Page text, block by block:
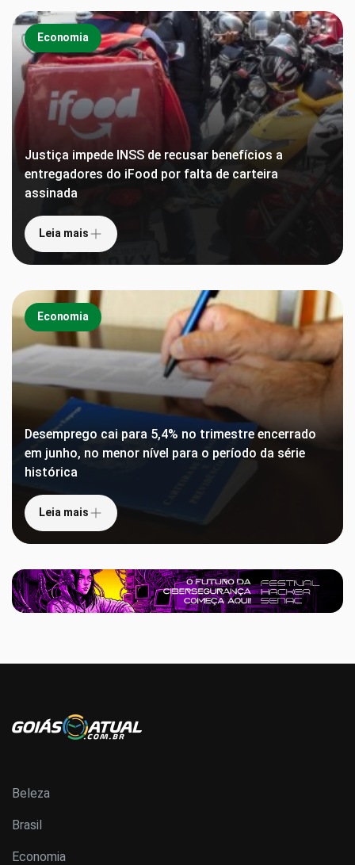
Economia
Justiça impede INSS de recusar benefícios a
entregadores do iFood por falta de carteira
assinada
Leia mais
Economia
Desemprego cai para 5,4% no trimestre encerrado
em junho, no menor nível para o período da série
histórica
Leia mais
Beleza
Brasil
Economia